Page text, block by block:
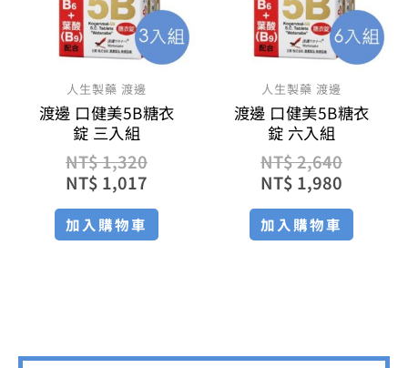
人生製藥 渡邊
渡邊 口健美5B糖衣
錠 三入組
NT$1,320
NT$ 1,017
加入購物車
人生製藥 渡邊
渡邊 口健美5B糖衣
錠 六入組
NT$2,640
NT$ 1,980
加入購物車